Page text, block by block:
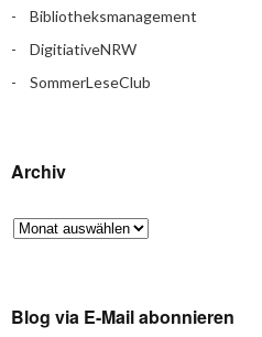
Bibliotheksmanagement
DigitiativeNRW
SommerLeseClub
Archiv
Blog via E-Mail abonnieren